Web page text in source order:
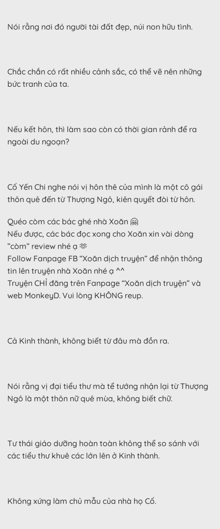
Nói rằng nơi đó người tài đất đẹp, núi non hữu tình.
Chắc chắn có rất nhiều cảnh sắc, có thể vẽ nên những
bức tranh của ta.
Nếu kết hôn, thì làm sao còn có thời gian rảnh để ra
ngoài du ngoạn?
Cố Yến Chi nghe nói vị hôn thê của mình là một cô gái
thôn quê đến từ Thượng Ngô, kiên quyết đòi từ hôn.
Quéo còm các bác ghé nhà Xoăn 🤗
Nếu được, các bác đọc xong cho Xoăn xin vài dòng
”còm” review nhé ạ 🫶
Follow Fanpage FB “Xoăn dịch truyện” để nhận thông
tin lên truyện nhà Xoăn nhé ạ ^^
Truyện CHỈ đăng trên Fanpage “Xoăn dịch truyện” và
web MonkeyD. Vui lòng KHÔNG reup.
Cả Kinh thành, không biết từ đâu mà đồn ra.
Nói rằng vị đại tiểu thư mà tể tướng nhận lại từ Thượng
Ngô là một thôn nữ quê mùa, không biết chữ.
Tư thái giáo dưỡng hoàn toàn không thể so sánh với
các tiểu thư khuê các lớn lên ở Kinh thành.
Không xứng làm chủ mẫu của nhà họ Cố.